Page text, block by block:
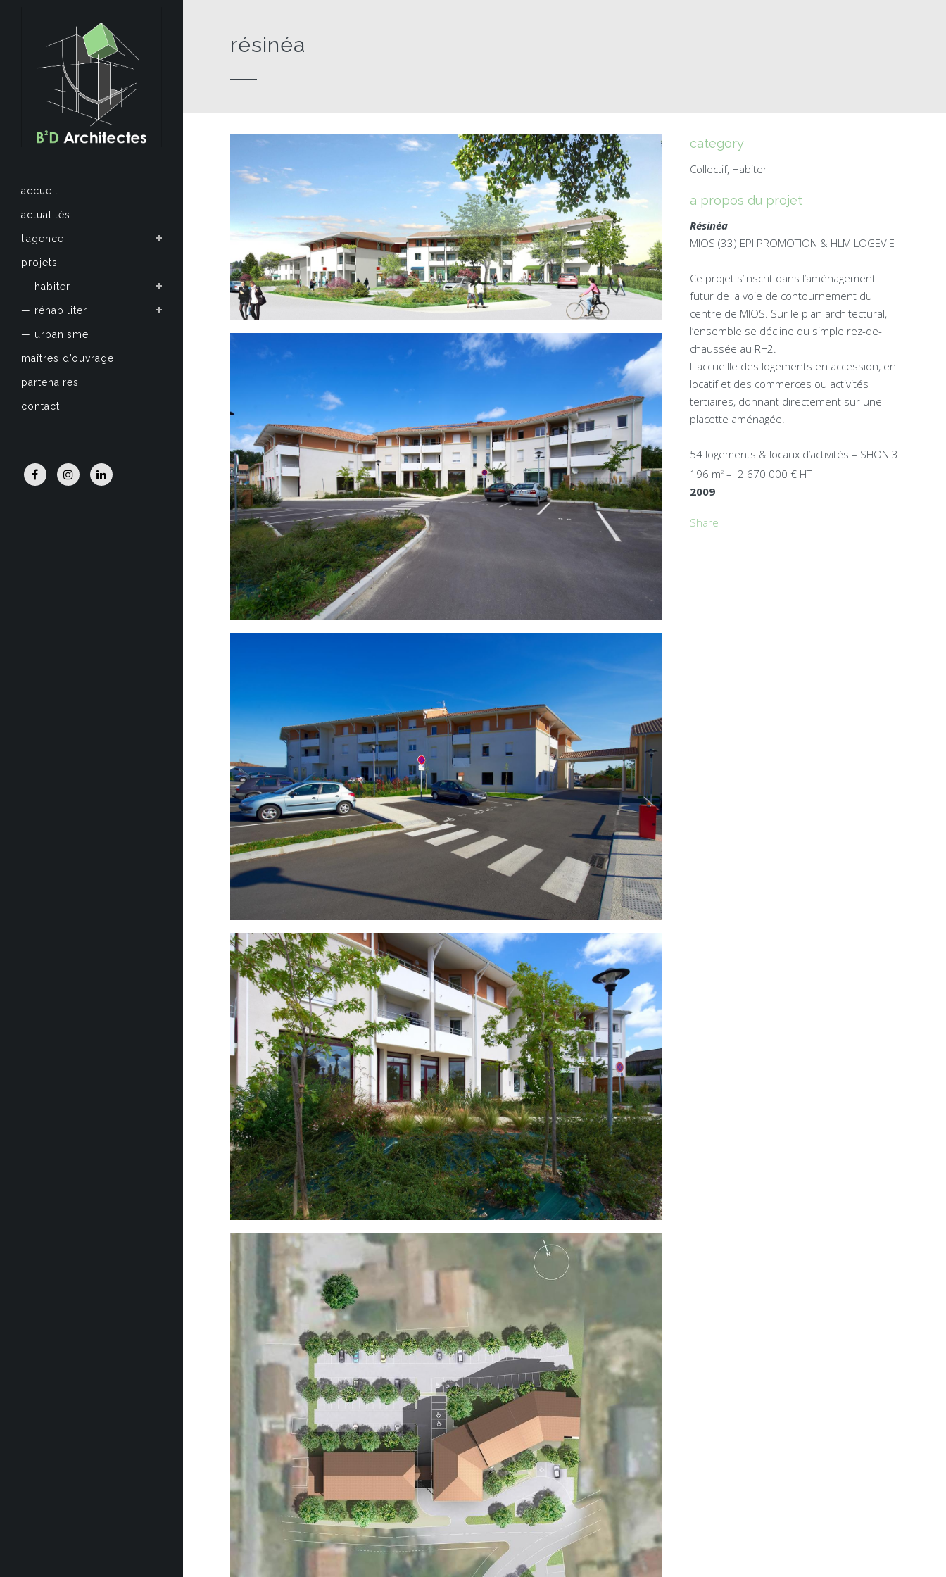
accueil
actualités
l’agence
projets
— habiter
— réhabiliter
— urbanisme
maîtres d’ouvrage
partenaires
contact
résinéa
category
Collectif, Habiter
a propos du projet
Résinéa
MIOS (33) EPI PROMOTION & HLM LOGEVIE
Ce projet s’inscrit dans l’aménagement
futur de la voie de contournement du
centre de MIOS. Sur le plan architectural,
l’ensemble se décline du simple rez-de-
chaussée au R+2.
Il accueille des logements en accession, en
locatif et des commerces ou activités
tertiaires, donnant directement sur une
placette aménagée.
54 logements & locaux d’activités – SHON 3
196 m 2 – 2 670 000 € HT
2009
Share